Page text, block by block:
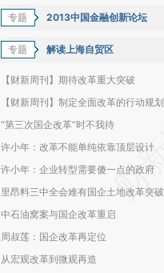
专题 2013中国金融创新论坛
专题 解读上海自贸区
【财新周刊】期待改革重大突破
【财新周刊】制定全面改革的行动规划
“第三次国企改革”时不我待
许小年：改革不能单纯依靠顶层设计
许小年：企业转型需要傻一点的政府
里昂料三中全会难有国企土地改革突破
中石油窝案与国企改革重启
周叔莲：国企改革再定位
从宏观改革到微观再造